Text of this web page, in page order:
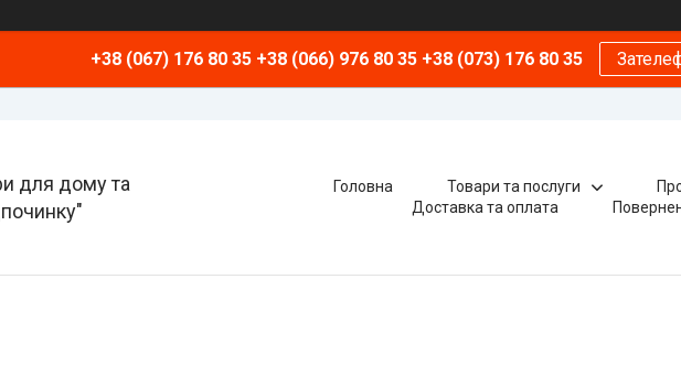
+38 (067) 176 80 35 +38 (066) 976 80 35 +38 (073) 176 80 35
для дому та
Головна Товари та послуги
Доставка та оплата